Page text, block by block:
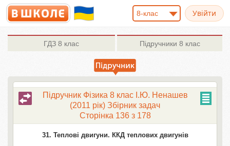
8-клас
ГДЗ 8 клас Підручники 8 клас
Підручник Фізика 8 клас І.Ю. Ненашев
(2011 рік) Збірник задач
Сторінка 136 з 178
31. Теплові двигуни. ККД теплових двигунів